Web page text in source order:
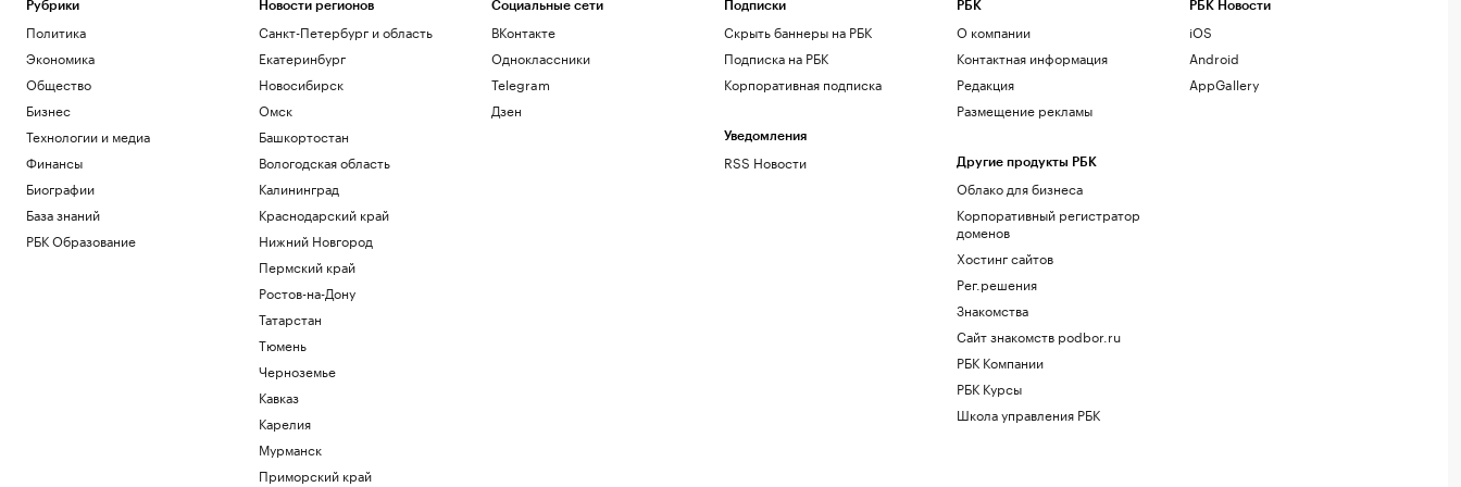
Рубрики
Политика
Экономика
Общество
Бизнес
Технологии и медиа
Финансы
Биографии
База знаний
РБК Образование
Новости регионов
Санкт-Петербург и область
Екатеринбург
Новосибирск
Омск
Башкортостан
Вологодская область
Калининград
Краснодарский край
Нижний Новгород
Пермский край
Ростов-на-Дону
Татарстан
Тюмень
Черноземье
Кавказ
Карелия
Мурманск
Приморский край
Социальные сети
ВКонтакте
Одноклассники
Telegram
Дзен
Подписки
Скрыть баннеры на РБК
Подписка на РБК
Корпоративная подписка
Уведомления
RSS Новости
РБК
О компании
Контактная информация
Редакция
Размещение рекламы
Другие продукты РБК
Облако для бизнеса
Корпоративный регистратор
доменов
Хостинг сайтов
Рег.решения
Знакомства
Сайт знакомств podbor.ru
РБК Компании
РБК Курсы
Школа управления РБК
РБК Новости
iOS
Android
AppGallery